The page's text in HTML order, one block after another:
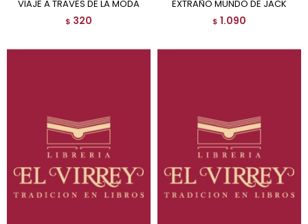
VIAJE A TRAVES DE LA MODA
$ 320
EXTRAÑO MUNDO DE JACK
$ 1.090